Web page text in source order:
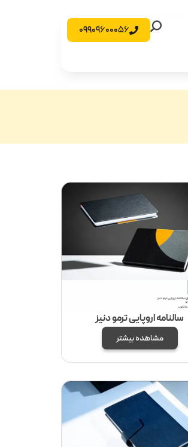
09909600056
سالنامه اروپایی ترمو دنیز
مشاهده بیشتر